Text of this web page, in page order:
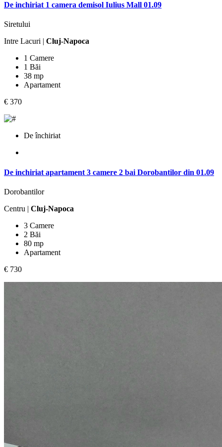
De inchiriat 1 camera demisol Iulius Mall 01.09
Siretului
Intre Lacuri | Cluj-Napoca
1 Camere
1 Băi
38 mp
Apartament
€ 370
De închiriat
De inchiriat apartament 3 camere 2 bai Dorobantilor din 01.09
Dorobantilor
Centru | Cluj-Napoca
3 Camere
2 Băi
80 mp
Apartament
€ 730